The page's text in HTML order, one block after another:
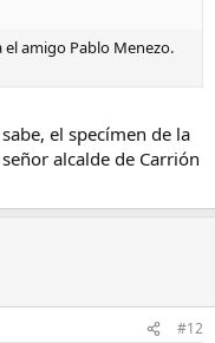
amigo Pablo Menezo.
el specímen de la
alcalde de Carrión
#12